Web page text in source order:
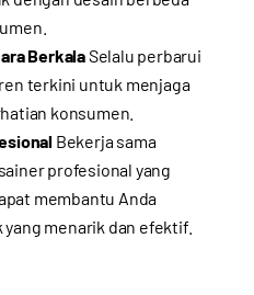
BerkalaSelalu perbarui
terkini untuk menjaga
konsumen.
Bekerja sama
profesional yang
membantu Anda
menarik dan efektif.